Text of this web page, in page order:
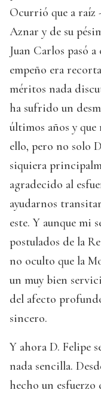
Ocurrió que a
Aznar y de su
Juan Carlos pasó
empeño era
méritos nada
ha sufrido un
últimos años y
ello, pero no solo
siquiera
agradecido al
ayudarnos
este. Y aunque mi
postulados de la
no oculto que la
un muy bien
del afecto
sincero.
Y ahora D. Felipe
nada sencilla.
hecho un esfuerzo